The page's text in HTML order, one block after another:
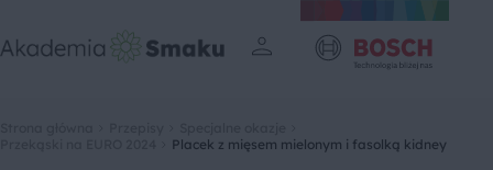
Placek z mięsem mielonym i fasolką kidney